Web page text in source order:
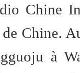
Chine
Chine.
à